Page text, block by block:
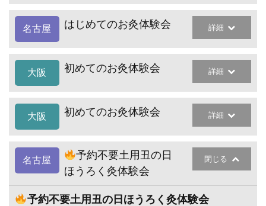
名古屋 はじめてのお灸体験会 詳細
大阪 初めてのお灸体験会 詳細
大阪 初めてのお灸体験会 詳細
名古屋
予約不要土用丑の日
ほうろく灸体験会
閉じる
予約不要土用丑の日ほうろく灸体験会